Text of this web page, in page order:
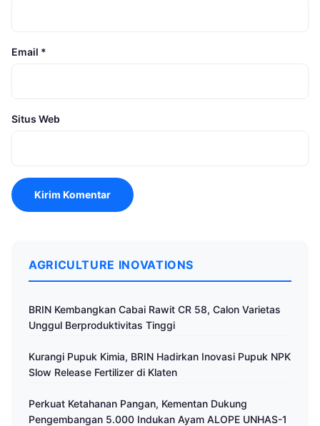
Email *
Situs Web
AGRICULTURE INOVATIONS
BRIN Kembangkan Cabai Rawit CR 58, Calon Varietas
Unggul Berproduktivitas Tinggi
Kurangi Pupuk Kimia, BRIN Hadirkan Inovasi Pupuk NPK
Slow Release Fertilizer di Klaten
Perkuat Ketahanan Pangan, Kementan Dukung
Pengembangan 5.000 Indukan Ayam ALOPE UNHAS-1